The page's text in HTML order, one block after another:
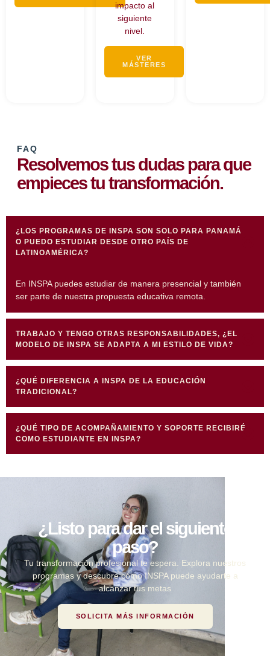
impacto al
siguiente
nivel.
VER
MÁSTERES
FAQ
Resolvemos tus dudas para que
empieces tu transformación.
¿LOS PROGRAMAS DE INSPA SON SOLO PARA PANAMÁ
O PUEDO ESTUDIAR DESDE OTRO PAÍS DE
LATINOAMÉRICA?
En INSPA puedes estudiar de manera presencial y también
ser parte de nuestra propuesta educativa remota.
TRABAJO Y TENGO OTRAS RESPONSABILIDADES, ¿EL
MODELO DE INSPA SE ADAPTA A MI ESTILO DE VIDA?
¿QUÉ DIFERENCIA A INSPA DE LA EDUCACIÓN
TRADICIONAL?
¿QUÉ TIPO DE ACOMPAÑAMIENTO Y SOPORTE RECIBIRÉ
COMO ESTUDIANTE EN INSPA?
¿Listo para dar el siguiente
paso?
Tu transformación profesional te espera. Explora nuestros
programas y descubre cómo INSPA puede ayudarte a
alcanzar tus metas
SOLICITA MÁS INFORMACIÓN